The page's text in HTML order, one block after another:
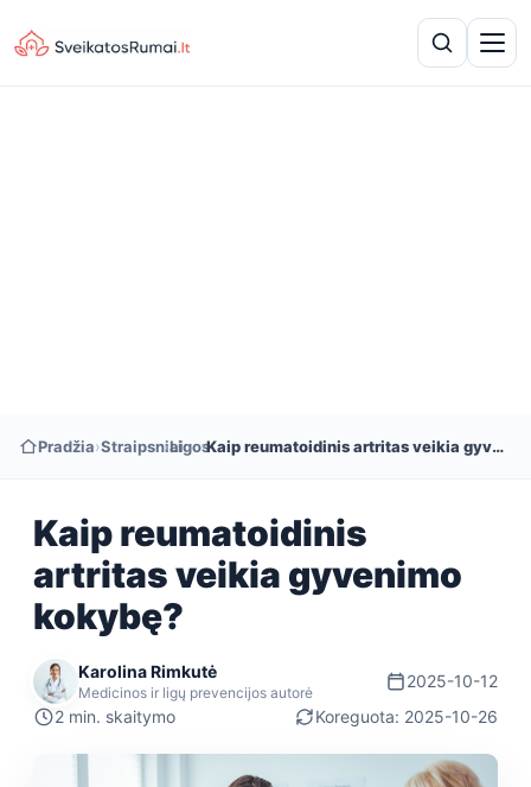
Pradžia›Straipsniai
›Ligos
› Kaip reumatoidinis artritas veikia gyvenimo kokybę?
Kaip reumatoidinis
artritas veikia gyvenimo
kokybę?
Karolina Rimkutė
Medicinos ir ligų prevencijos autorė
2025-10-12
2 min. skaitymo
Koreguota: 2025-10-26